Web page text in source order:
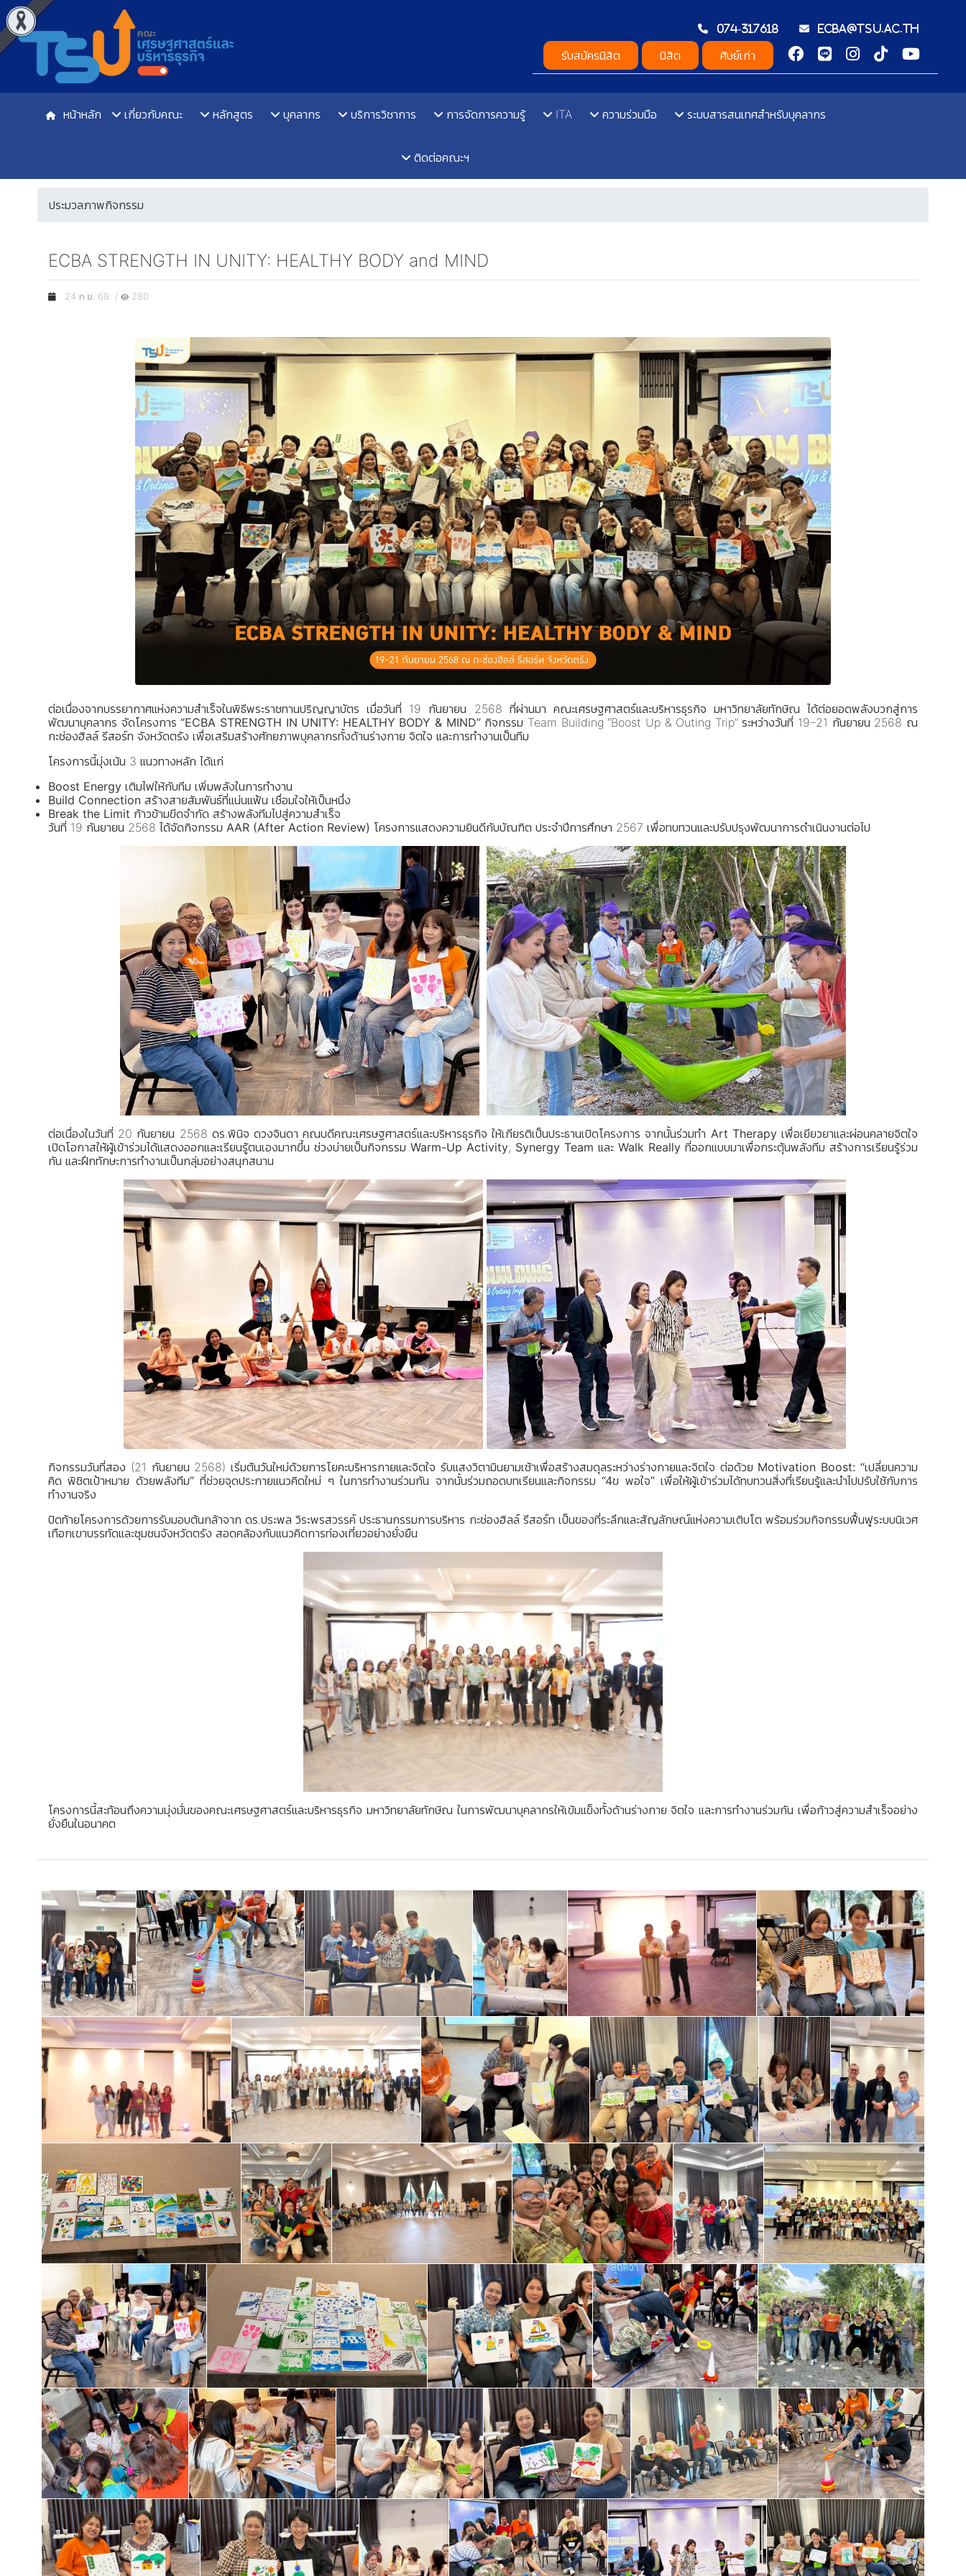
074-317618 ecba@tsu.ac.th
รับสมัครนิสิต นิสิต ศิษย์เก่า
หน้าหลัก เกี่ยวกับคณะ หลักสูตร บุคลากร บริการวิชาการ การจัดการความรู้ ITA ความร่วมมือ ระบบสารสนเทศสำหรับบุคลากร
ติดต่อคณะฯ
ประมวลภาพกิจกรรม
ECBA STRENGTH IN UNITY: HEALTHY BODY and MIND
24 ก.ย. 68 / 280
ต่อเนื่องจากบรรยากาศแห่งความสำเร็จในพิธีพระราชทานปริญญาบัตร เมื่อวันที่ 19 กันยายน 2568 ที่ผ่านมา คณะเศรษฐศาสตร์และบริหารธุรกิจ มหาวิทยาลัยทักษิณ ได้ต่อยอดพลังบวกสู่การ
พัฒนาบุคลากร จัดโครงการ“ECBA STRENGTH IN UNITY: HEALTHY BODY & MIND”กิจกรรม Team Building “Boost Up & Outing Trip” ระหว่างวันที่ 19–21 กันยายน 2568 ณ
กะช่องฮิลล์ รีสอร์ท จังหวัดตรัง เพื่อเสริมสร้างศักยภาพบุคลากรทั้งด้านร่างกาย จิตใจ และการทำงานเป็นทีม
โครงการนี้มุ่งเน้น 3 แนวทางหลัก ได้แก่
Boost Energy เติมไฟให้กับทีม เพิ่มพลังในการทำงาน
Build Connection สร้างสายสัมพันธ์ที่แน่นแฟ้น เชื่อมใจให้เป็นหนึ่ง
Break the Limit ก้าวข้ามขีดจำกัด สร้างพลังทีมไปสู่ความสำเร็จ
วันที่ 19 กันยายน 2568 ได้จัดกิจกรรม AAR (After Action Review) โครงการแสดงความยินดีกับบัณฑิต ประจำปีการศึกษา 2567 เพื่อทบทวนและปรับปรุงพัฒนาการดำเนินงานต่อไป
ต่อเนื่องในวันที่ 20 กันยายน 2568 ดร.พินิจ ดวงจินดา คณบดีคณะเศรษฐศาสตร์และบริหารธุรกิจ ให้เกียรติเป็นประธานเปิดโครงการ จากนั้นร่วมทำ Art Therapyเพื่อเยียวยาและผ่อนคลายจิตใจ
เปิดโอกาสให้ผู้เข้าร่วมได้แสดงออกและเรียนรู้ตนเองมากขึ้น ช่วงบ่ายเป็นกิจกรรม Warm-Up Activity, Synergy Team และ Walk Really ที่ออกแบบมาเพื่อกระตุ้นพลังทีม สร้างการเรียนรู้ร่วม
กัน และฝึกทักษะการทำงานเป็นกลุ่มอย่างสนุกสนาน
กิจกรรมวันที่สอง (21 กันยายน 2568) เริ่มต้นวันใหม่ด้วยการโยคะบริหารกายและจิตใจ รับแสงวิตามินยามเช้าเพื่อสร้างสมดุลระหว่างร่างกายและจิตใจ ต่อด้วย Motivation Boost: “เปลี่ยนความ
คิด พิชิตเป้าหมาย ด้วยพลังทีม”ที่ช่วยจุดประกายแนวคิดใหม่ ๆ ในการทำงานร่วมกัน จากนั้นร่วมถอดบทเรียนและกิจกรรม“4ข พอใจ”เพื่อให้ผู้เข้าร่วมได้ทบทวนสิ่งที่เรียนรู้และนำไปปรับใช้กับการ
ทำงานจริง
ปิดท้ายโครงการด้วยการรับมอบต้นกล้าจาก ดร.ประพล วิระพรสวรรค์ ประธานกรรมการบริหาร กะช่องฮิลล์ รีสอร์ท เป็นของที่ระลึกและสัญลักษณ์แห่งความเติบโต พร้อมร่วมกิจกรรมฟื้นฟูระบบนิเวศ
เทือกเขาบรรทัดและชุมชนจังหวัดตรัง สอดคล้องกับแนวคิดการท่องเที่ยวอย่างยั่งยืน
โครงการนี้สะท้อนถึงความมุ่งมั่นของคณะเศรษฐศาสตร์และบริหารธุรกิจ มหาวิทยาลัยทักษิณ ในการพัฒนาบุคลากรให้เข้มแข็งทั้งด้านร่างกาย จิตใจ และการทำงานร่วมกัน เพื่อก้าวสู่ความสำเร็จอย่าง
ยั่งยืนในอนาคต